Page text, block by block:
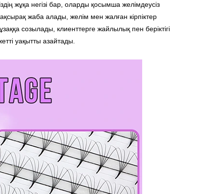
жұқа негізі бар, оларды қосымша желімдеусіз
жаба алады, желім мен жалған кірпіктер
созылады, клиенттерге жайлылық пен беріктігі
уақытты азайтады.